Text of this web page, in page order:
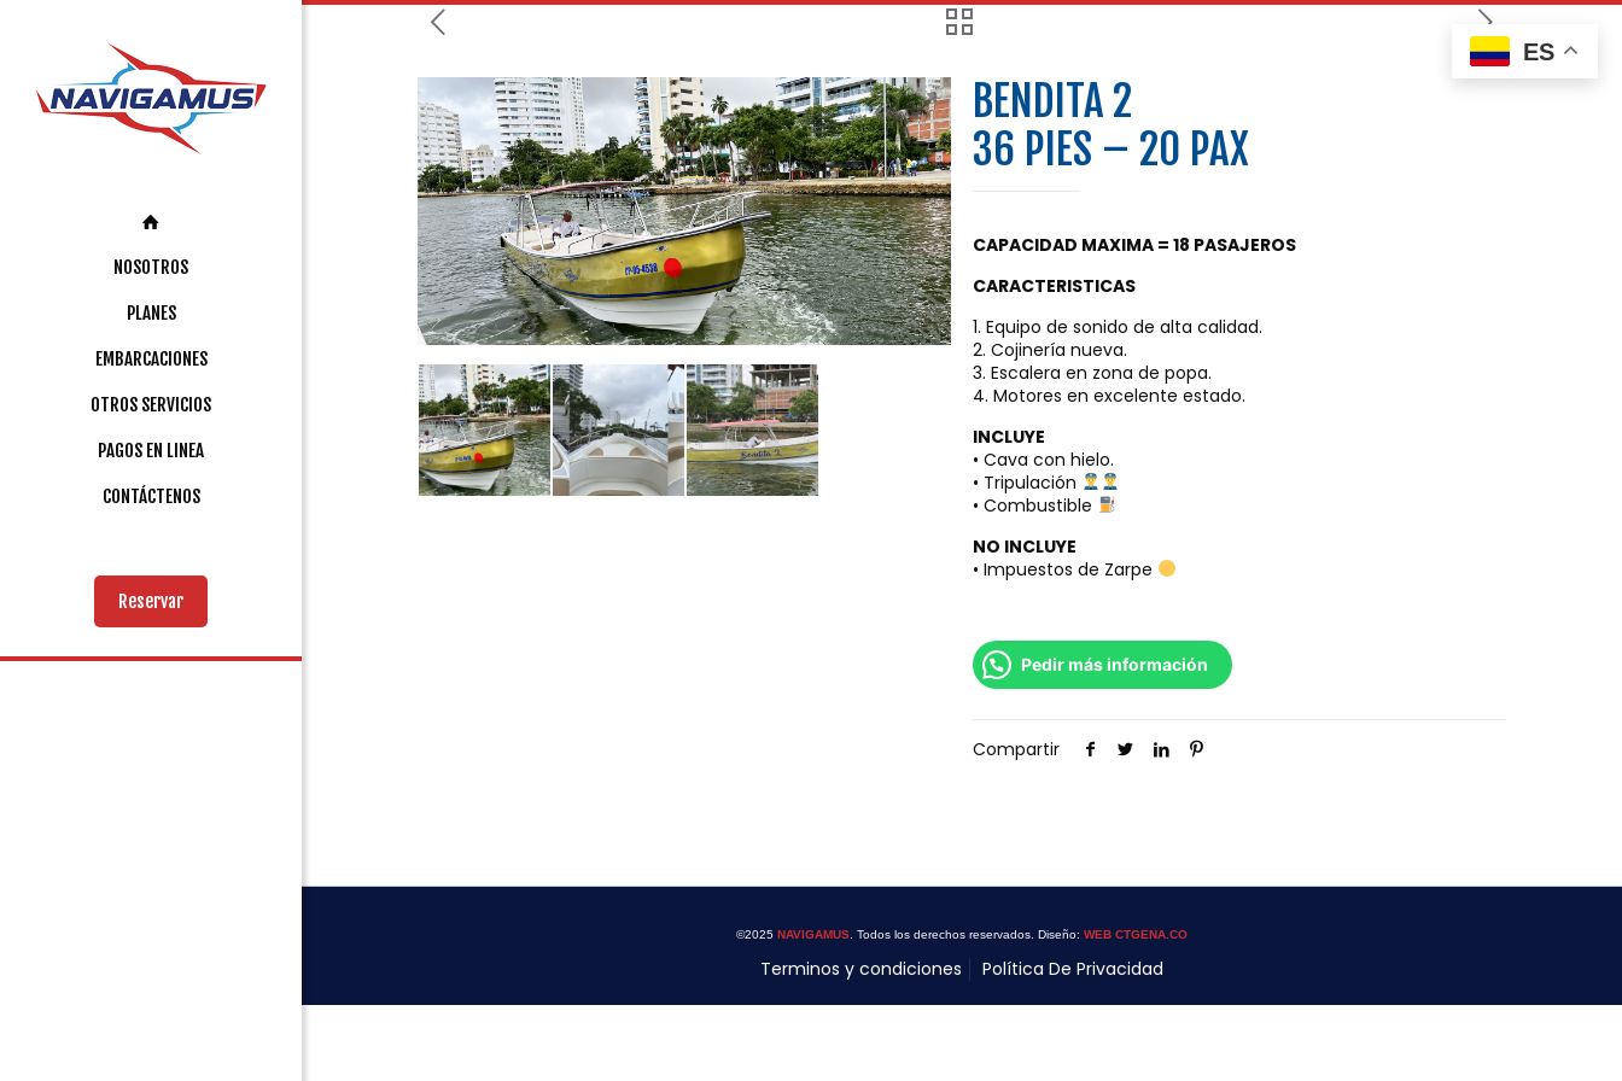
NOSOTROS
PLANES
EMBARCACIONES
OTROS SERVICIOS
PAGOS EN LINEA
CONTÁCTENOS
Reservar
BENDITA 2
36 PIES – 20 PAX
CAPACIDAD MAXIMA = 18 PASAJEROS
CARACTERISTICAS
1. Equipo de sonido de alta calidad.
2. Cojinería nueva.
3. Escalera en zona de popa.
4. Motores en excelente estado.
INCLUYE
• Cava con hielo.
• Tripulación
• Combustible
NO INCLUYE
• Impuestos de Zarpe
Pedir más información
Compartir
©2025 NAVIGAMUS. Todos los derechos reservados. Diseño: WEB CTGENA.CO
Terminos y condiciones Política De Privacidad
ES